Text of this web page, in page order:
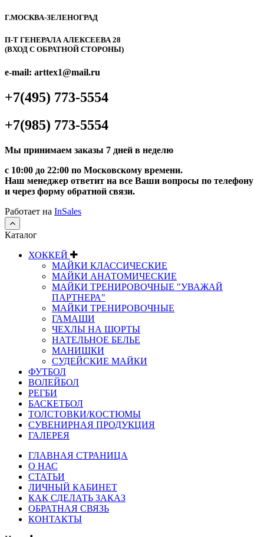
Г.МОСКВА-ЗЕЛЕНОГРАД
П-Т ГЕНЕРАЛА АЛЕКСЕЕВА 28
(ВХОД С ОБРАТНОЙ СТОРОНЫ)
e-mail: arttex1@mail.ru
+7(495) 773-5554
+7(985) 773-5554
Мы принимаем заказы 7 дней в неделю
с 10:00 до 22:00 по Московскому времени.
Наш менеджер ответит на все Ваши вопросы по телефону
и через форму обратной связи.
Работает на InSales
Каталог
ХОККЕЙ
МАЙКИ КЛАССИЧЕСКИЕ
МАЙКИ АНАТОМИЧЕСКИЕ
МАЙКИ ТРЕНИРОВОЧНЫЕ "УВАЖАЙ
ПАРТНЕРА"
МАЙКИ ТРЕНИРОВОЧНЫЕ
ГАМАШИ
ЧЕХЛЫ НА ШОРТЫ
НАТЕЛЬНОЕ БЕЛЬЕ
МАНИШКИ
СУДЕЙСКИЕ МАЙКИ
ФУТБОЛ
ВОЛЕЙБОЛ
РЕГБИ
БАСКЕТБОЛ
ТОЛСТОВКИ/КОСТЮМЫ
СУВЕНИРНАЯ ПРОДУКЦИЯ
ГАЛЕРЕЯ
ГЛАВНАЯ СТРАНИЦА
О НАС
СТАТЬИ
ЛИЧНЫЙ КАБИНЕТ
КАК СДЕЛАТЬ ЗАКАЗ
ОБРАТНАЯ СВЯЗЬ
КОНТАКТЫ